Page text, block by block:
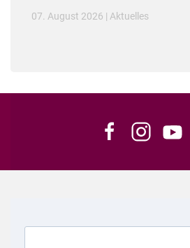
07. August 2026 | Aktuelles